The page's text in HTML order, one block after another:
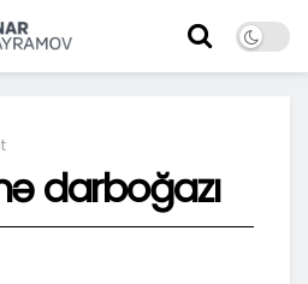
darboğazı